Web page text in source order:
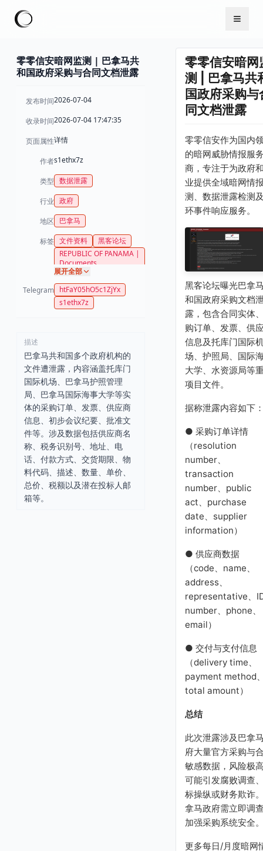
零零信安暗网监测 | 巴拿马共
和国政府采购与合同文档泄露
发布时间2026-07-04
收录时间2026-07-04 17:47:35
页面属性详情
作者s1ethx7z
类型 数据泄露
行业 政府
地区 巴拿马
标签 文件资料
黑客论坛
REPUBLIC OF PANAMA |
Documents
展开全部
Telegram htFaY05hO5c1ZjYx
s1ethx7z
描述
巴拿马共和国多个政府机构的
文件遭泄露，内容涵盖托库门
国际机场、巴拿马护照管理
局、巴拿马国际海事大学等实
体的采购订单、发票、供应商
信息、初步会议纪要、批准文
件等。涉及数据包括供应商名
称、税务识别号、地址、电
话、付款方式、交货期限、物
料代码、描述、数量、单价、
总价、税额以及潜在投标人邮
箱等。
零零信安暗网
测 | 巴拿马共
国政府采购与
同文档泄露
零零信安作为国内
的暗网威胁情报服
商，专注于为政府
业提供全域暗网情
测、数据泄露检测
环事件响应服务。
黑客论坛曝光巴拿
和国政府采购文档
露，包含合同实体
购订单、发票、供
信息及托库门国际
场、护照局、国际
大学、水资源局等
项目文件。
据称泄露内容如下
● 采购订单详情
（resolution
number、
transaction
number、public
act、purchase
date、supplier
information）
● 供应商数据
（code、name、
address、
representative、
number、phone、
email）
● 交付与支付信息
（delivery time、
payment method
total amount）
总结
此次泄露涉及巴拿
府大量官方采购与
敏感数据，风险极
可能引发腐败调查
标操纵或财务欺诈
拿马政府需立即调
加强采购系统安全
更多每日/月度暗网